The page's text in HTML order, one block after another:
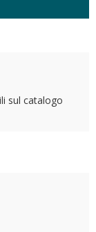
sul catalogo